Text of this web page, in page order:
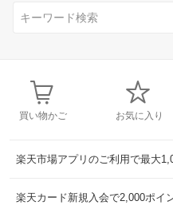
買い物かご お気に入り
楽天市場アプリのご利用で最大
楽天カード新規入会で2,000ポイ